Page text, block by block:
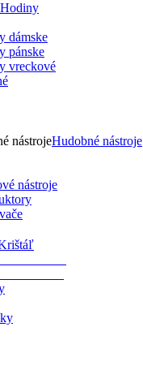
Hodiny
dámske
pánske
vreckové
Hudobné nástroje
nástroje